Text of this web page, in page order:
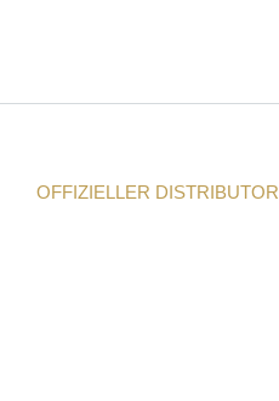
OFFIZIELLER DISTRIBUTOR